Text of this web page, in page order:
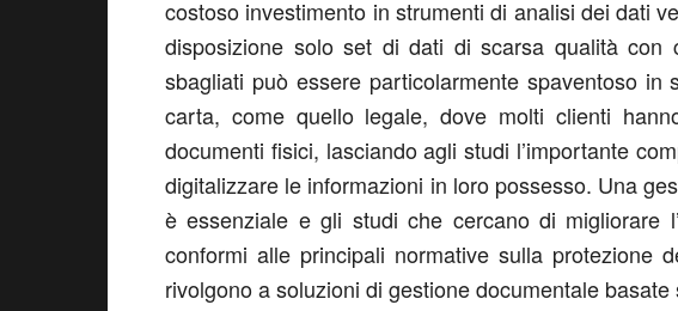
costoso investimento in strumenti di analisi dei dati
disposizione solo set di dati di scarsa qualità con
sbagliati può essere particolarmente spaventoso
carta, come quello legale, dove molti clienti
documenti fisici, lasciando agli studi l’importante
digitalizzare le informazioni in loro possesso. Una
è essenziale e gli studi che cercano di migliorare
conformi alle principali normative sulla protezione
rivolgono a soluzioni di gestione documentale basate